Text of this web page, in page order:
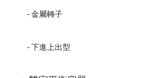
- 金屬轉子
- 下進上出型